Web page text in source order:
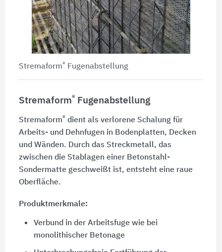
Stremaform® Fugenabstellung
Stremaform® Fugenabstellung
Stremaform® dient als verlorene Schalung für
Arbeits- und Dehnfugen in Bodenplatten, Decken
und Wänden. Durch das Streckmetall, das
zwischen die Stablagen einer Betonstahl-
Sondermatte geschweißt ist, entsteht eine raue
Oberfläche.
Produktmerkmale:
Verbund in der Arbeitsfuge wie bei
monolithischer Betonage